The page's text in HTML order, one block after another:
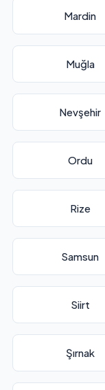
Mardin
Muğla
Nevşehir
Ordu
Rize
Samsun
Siirt
Şırnak